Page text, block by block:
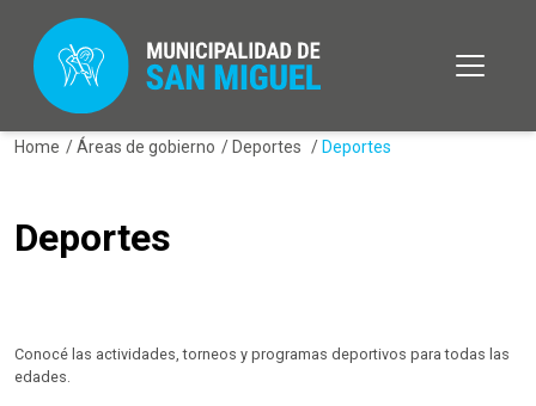
Home /Áreas de gobierno / Deportes / Deportes
Deportes
Conocé las actividades, torneos y programas deportivos para todas las
edades.